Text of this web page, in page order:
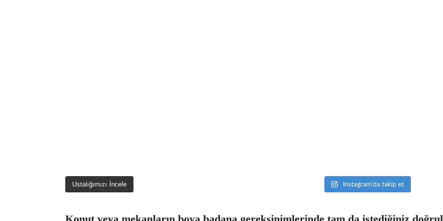
Ustalığımızı İncele Instagram'da takip et